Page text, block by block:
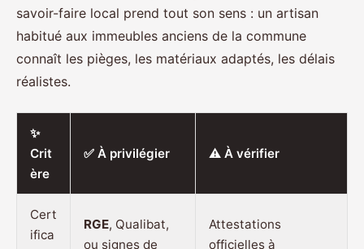
savoir-faire local prend tout son sens : un artisan
habitué aux immeubles anciens de la commune
connaît les pièges, les matériaux adaptés, les délais
réalistes.
✨
Crit
ère
✅ À privilégier ⚠️ À vérifier
Cert
ifica
RGE, Qualibat,
ou signes de
Attestations
officielles à